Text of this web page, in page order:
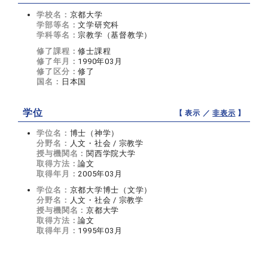
学校名： 京都大学
学部等名：文学研究科
学科等名：宗教学（基督教学）
修了課程：修士課程
修了年月： 1990年03月
修了区分：修了
国名： 日本国
学位 【 表示 ／非表示 】
学位名： 博士（神学）
分野名： 人文・社会 / 宗教学
授与機関名： 関西学院大学
取得方法：論文
取得年月：2005年03月
学位名： 京都大学博士（文学）
分野名： 人文・社会 / 宗教学
授与機関名：京都大学
取得方法：論文
取得年月： 1995年03月